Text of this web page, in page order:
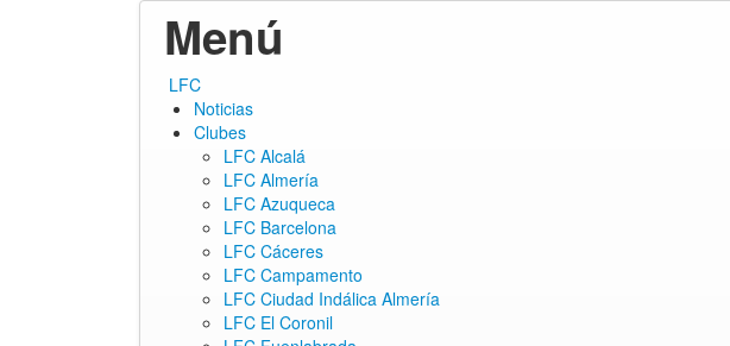
Menú
ir
al
contenido
LFC
Noticias
Clubes
LFC Alcalá
LFC Almería
LFC Azuqueca
LFC Barcelona
LFC Cáceres
LFC Campamento
LFC Ciudad Indálica Almería
LFC El Coronil